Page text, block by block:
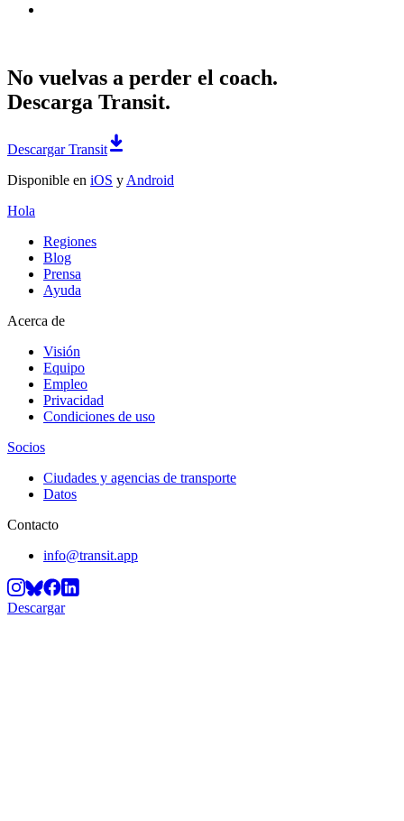
No vuelvas a perder el coach.
Descarga Transit.
Descargar Transit
Disponible en iOS y Android
Hola
Regiones
Blog
Prensa
Ayuda
Acerca de
Visión
Equipo
Empleo
Privacidad
Condiciones de uso
Socios
Ciudades y agencias de transporte
Datos
Contacto
info@transit.app
Descargar